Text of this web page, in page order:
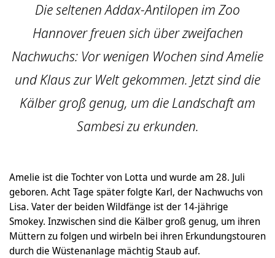
Die seltenen Addax-Antilopen im Zoo
Hannover freuen sich über zweifachen
Nachwuchs: Vor wenigen Wochen sind Amelie
und Klaus zur Welt gekommen. Jetzt sind die
Kälber groß genug, um die Landschaft am
Sambesi zu erkunden.
Amelie ist die Tochter von Lotta und wurde am 28. Juli
geboren. Acht Tage später folgte Karl, der Nachwuchs von
Lisa. Vater der beiden Wildfänge ist der 14-jährige
Smokey. Inzwischen sind die Kälber groß genug, um ihren
Müttern zu folgen und wirbeln bei ihren Erkundungstouren
durch die Wüstenanlage mächtig Staub auf.